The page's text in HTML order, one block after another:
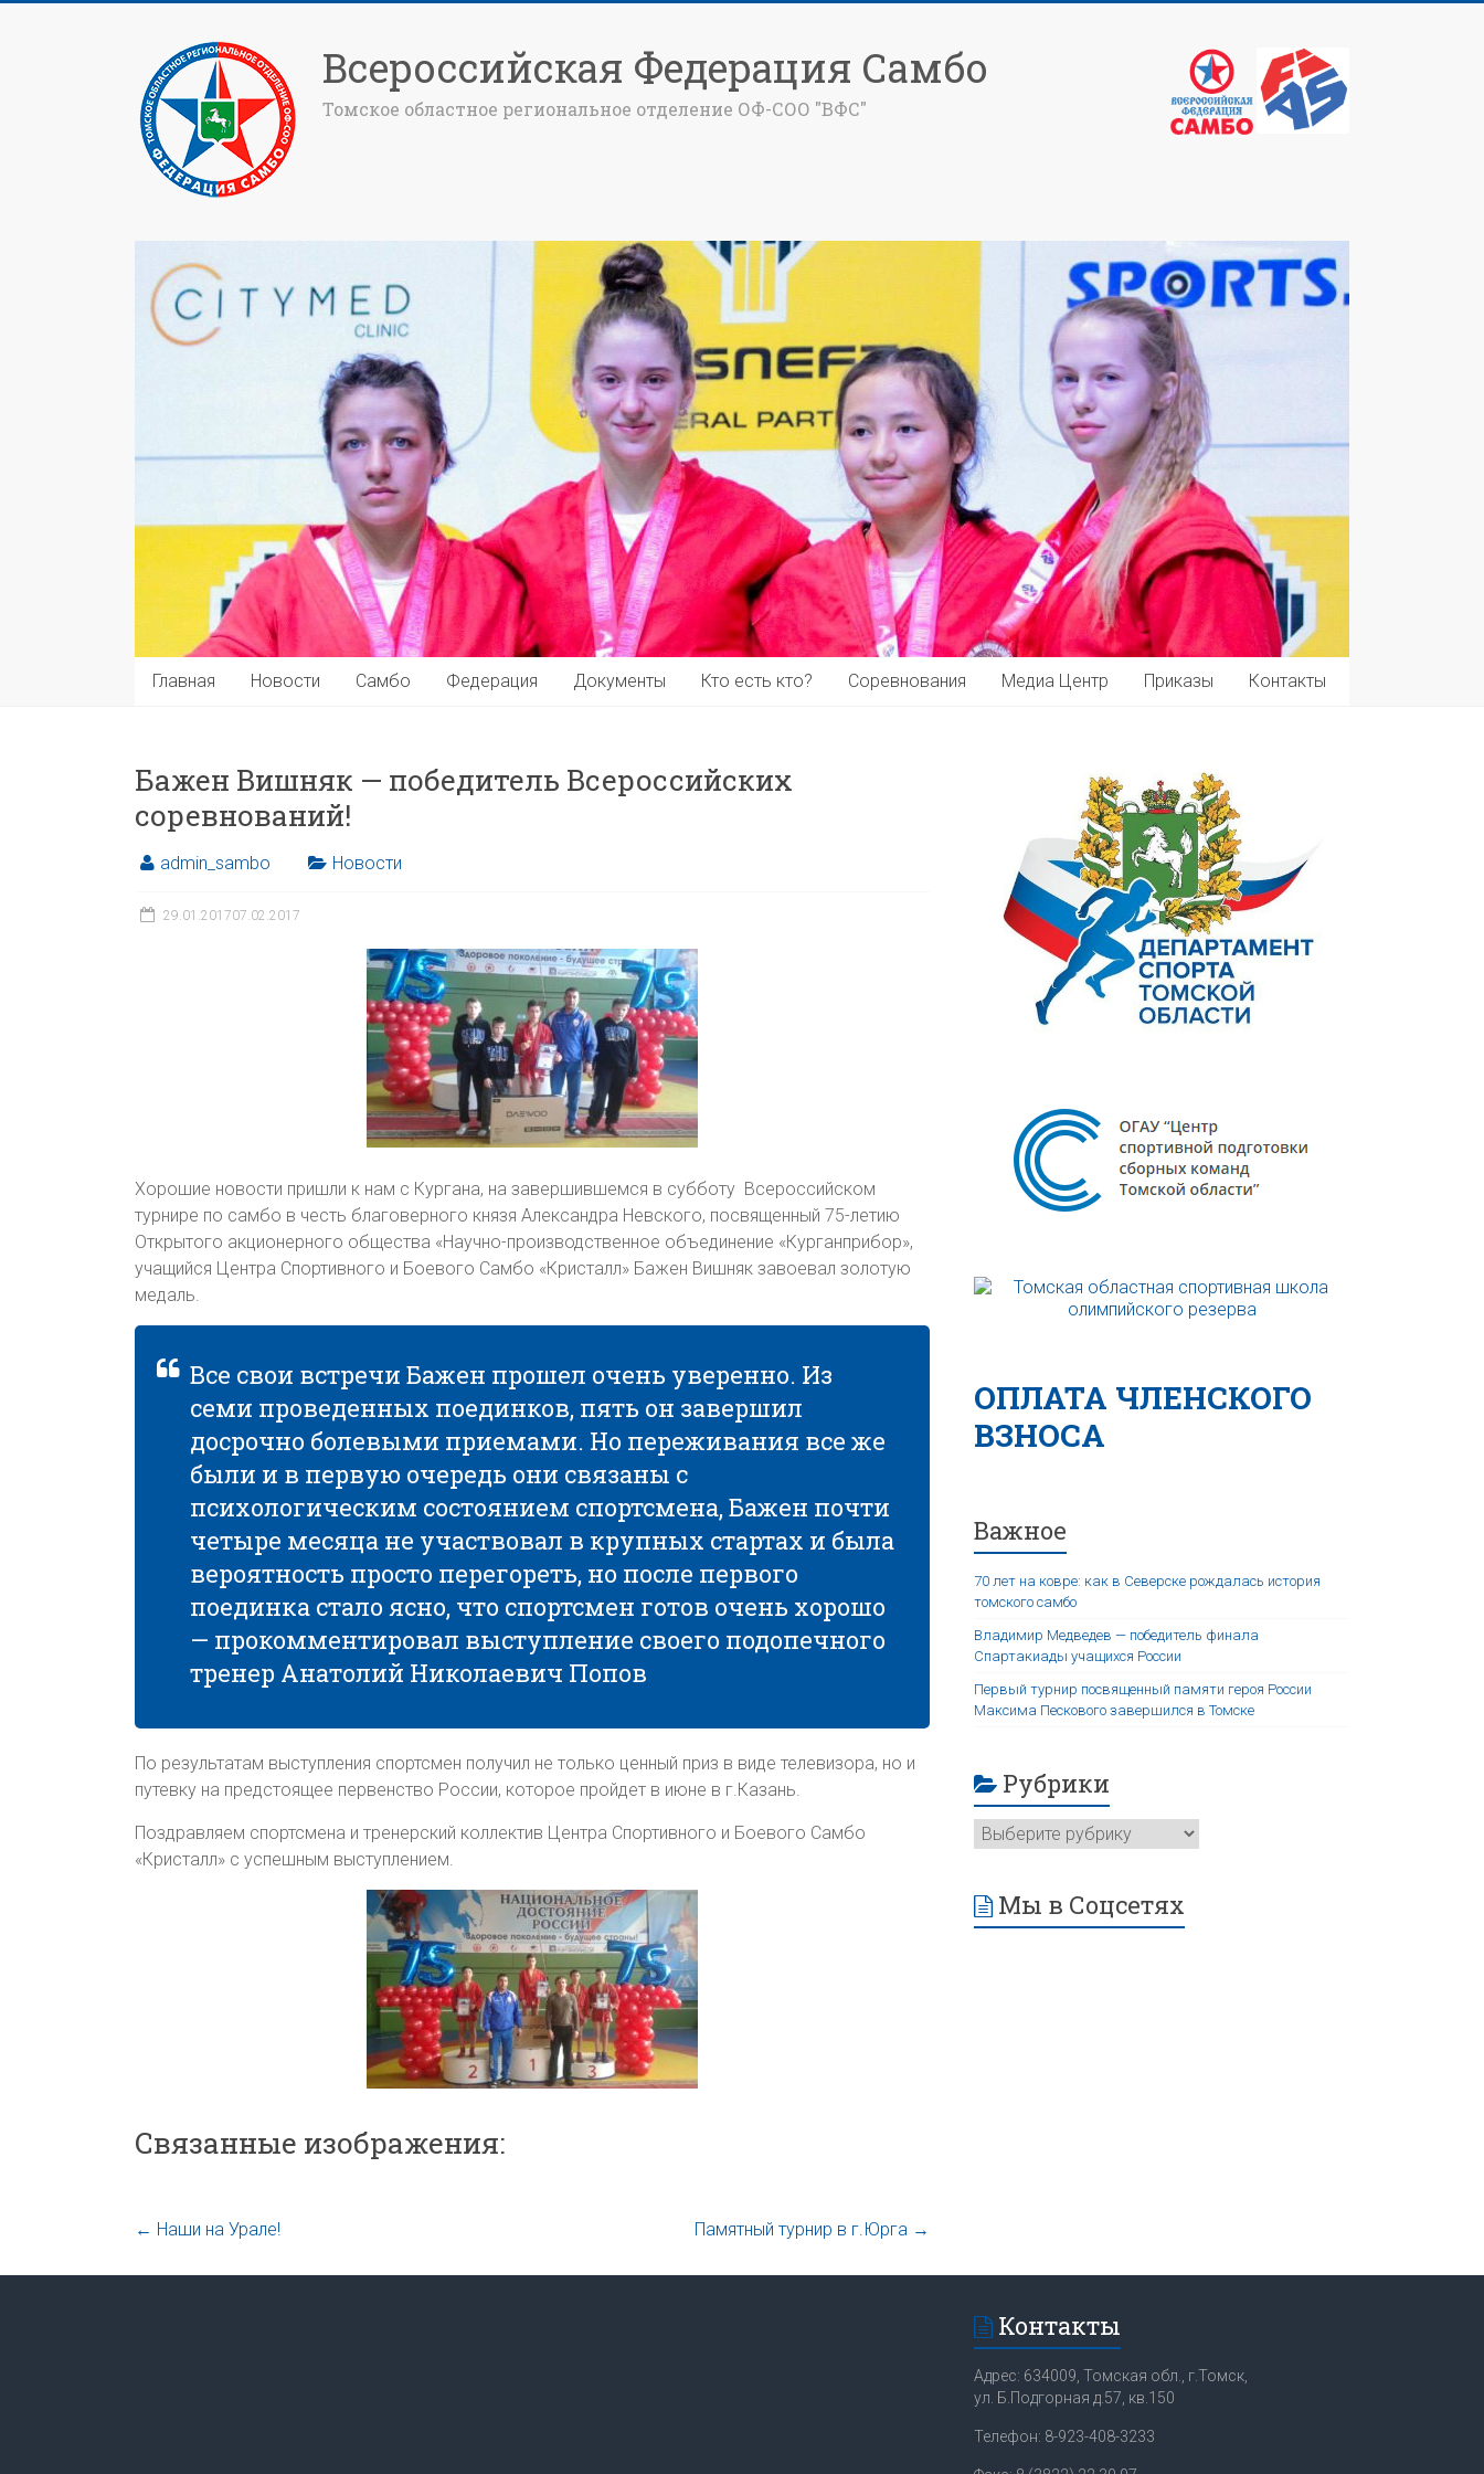
Всероссийская Федерация Самбо
Томское областное региональное отделение ОФ-СОО "ВФС"
Главная Новости Самбо Федерация Документы Кто есть кто? Соревнования Медиа Центр Приказы Контакты
Бажен Вишняк — победитель Всероссийских
соревнований!
admin_sambo Новости
29.01.201707.02.2017
Хорошие новости пришли к нам с Кургана, на завершившемся в субботу Всероссийском
турнире по самбо в честь благоверного князя Александра Невского, посвященный 75-летию
Открытого акционерного общества «Научно-производственное объединение «Курганприбор»,
учащийся Центра Спортивного и Боевого Самбо «Кристалл» Бажен Вишняк завоевал золотую
медаль.
Все свои встречи Бажен прошел очень уверенно. Из
семи проведенных поединков, пять он завершил
досрочно болевыми приемами. Но переживания все же
были и в первую очередь они связаны с
психологическим состоянием спортсмена, Бажен почти
четыре месяца не участвовал в крупных стартах и была
вероятность просто перегореть, но после первого
поединка стало ясно, что спортсмен готов очень хорошо
— прокомментировал выступление своего подопечного
тренер Анатолий Николаевич Попов
По результатам выступления спортсмен получил не только ценный приз в виде телевизора, но и
путевку на предстоящее первенство России, которое пройдет в июне в г.Казань.
Поздравляем спортсмена и тренерский коллектив Центра Спортивного и Боевого Самбо
«Кристалл» с успешным выступлением.
Связанные изображения:
← Наши на Урале! Памятный турнир в г.Юрга →
ОПЛАТА ЧЛЕНСКОГО
ВЗНОСА
Важное
70 лет на ковре: как в Северске рождалась история
томского самбо
Владимир Медведев — победитель финала
Спартакиады учащихся России
Первый турнир посвященный памяти героя России
Максима Пескового завершился в Томске
Рубрики
Мы в Соцсетях
Контакты
Адрес: 634009, Томская обл., г.Томск,
ул. Б.Подгорная д.57, кв.150
Телефон: 8-923-408-3233